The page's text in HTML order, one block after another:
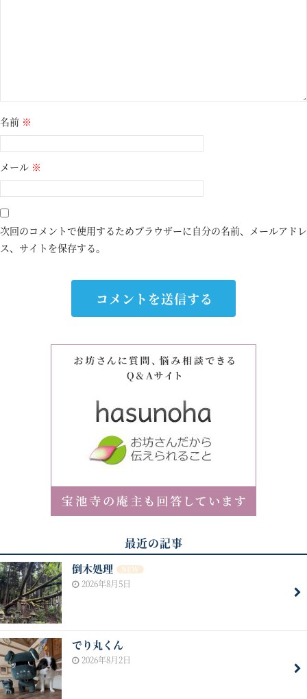
名前 ※
メール ※
次回のコメントで使用するためブラウザーに自分の名前、メールアドレ
ス、サイトを保存する。
最近の記事
倒木処理 NEW
2026年8月5日
でり丸くん
2026年8月2日